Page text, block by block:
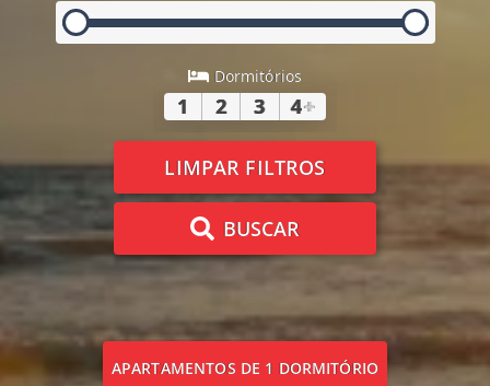
Dormitórios
1 2 3 4+
LIMPAR FILTROS
BUSCAR
APARTAMENTOS DE 1 DORMITÓRIO